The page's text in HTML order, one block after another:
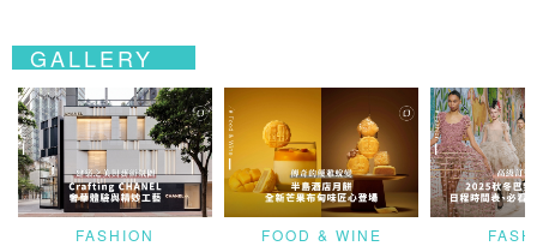
GALLERY
FASHION FOOD & WINE